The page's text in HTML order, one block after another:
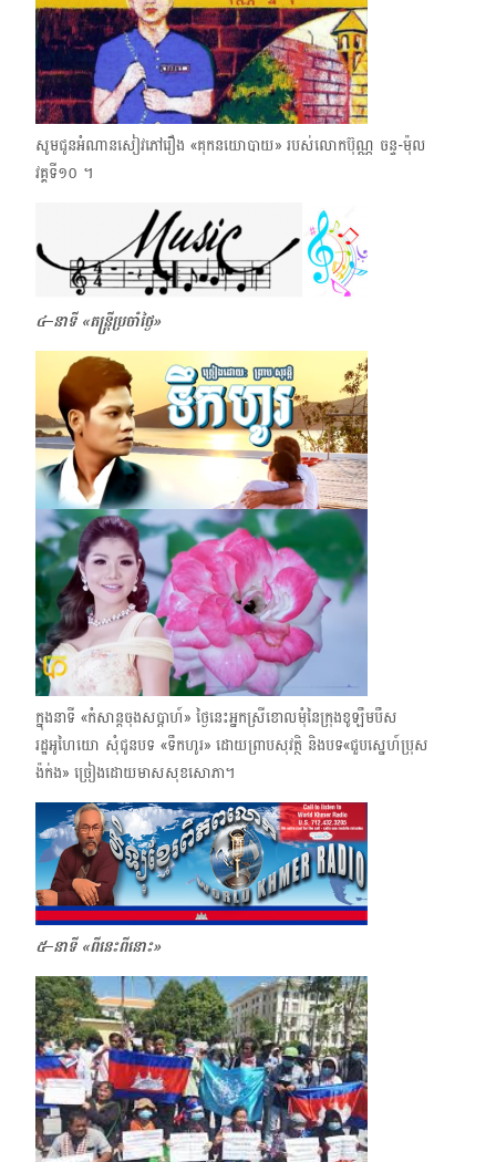
សូមជូនអំណានសៀវភៅរឿង «គុកនយោបាយ»​ របស់លោកប៊ុណ្ណ ចន្ទ-ម៉ុល
វគ្គទី១០ ។
៤–នាទី«តន្ត្រីប្រចាំថ្ងៃ»
ក្នុងនាទី «កំសាន្តចុងសប្ដាហ៍»​ ថ្ងៃនេះអ្នកស្រីខោលមុំនៃក្រុងខូឡឹមបឹស
រដ្ឋអូហៃយោ សុំជូនបទ «ទឹកហូរ» ដោយ​ព្រាបសុវត្ថិ និង​បទ​«ជួបស្នេហ៍ប្រុស
ង៉ក់ង» ច្រៀងដោយ​មាស​សុខសោភា។​
៥–នាទី «ពីនេះពីនោះ»